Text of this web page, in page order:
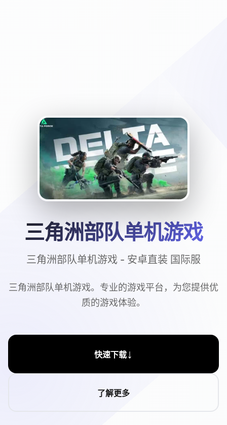
三角洲部队单机游戏
三角洲部队单机游戏 - 安卓直装 国际服
三角洲部队单机游戏。专业的游戏平台，为您提供优
质的游戏体验。
快速下载↓
了解更多